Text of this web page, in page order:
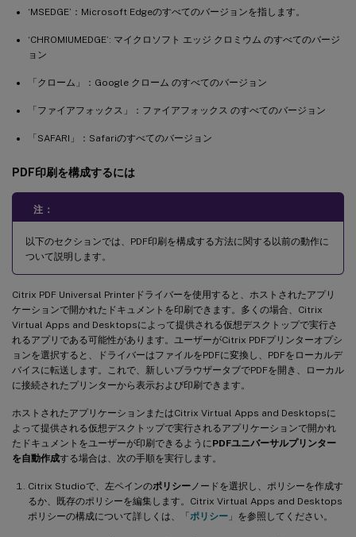
‘MSEDGE’：Microsoft Edgeのすべてのバージョンを指します。
‘CHROMIUMEDGE’: マイクロソフト エッジ クロミウム のすべてのバージ
ョン
「クローム」：Google クローム のすべてのバージョン
「ファイアフォックス」：ファイアフォックス のすべてのバージョン
「SAFARI」：Safariのすべてのバージョン
PDF印刷を構成するには
注：
以下のセクションでは、PDF印刷を構成する方法に関する以前の動作に
ついて説明します。
Citrix PDF Universal Printerドライバーを使用すると、ホストされたアプリ
ケーションで開かれたドキュメントを印刷できます。多くの場合、Citrix
Virtual Apps and Desktopsによって提供される仮想デスクトップで実行さ
れるアプリである可能性があります。ユーザーがCitrix PDFプリンターオプシ
ョンを選択すると、ドライバーはファイルをPDFに変換し、PDFをローカルデ
バイスに転送します。これで、新しいブラウザータブでPDFを開き、ローカル
に接続されたプリンターから表示および印刷できます。
ホストされたアプリケーションまたはCitrix Virtual Apps and Desktopsに
よって提供される仮想デスクトップで実行されるアプリケーションで開かれ
たドキュメントをユーザーが印刷できるようにPDFユニバーサルプリンター
を自動作成する場合は、次の手順を実行します。
Citrix Studioで、左ペインのポリシー ノードを選択し、ポリシーを作成す
るか、既存のポリシーを編集します。Citrix Virtual Apps and Desktops
ポリシーの構成について詳しくは、「ポリシー 」を参照してください。